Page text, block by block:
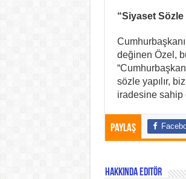
“Siyaset Sözle
değinen Özel,
sözle yapılır,
iradesine sahip
Paylaş
Hakkında Editör